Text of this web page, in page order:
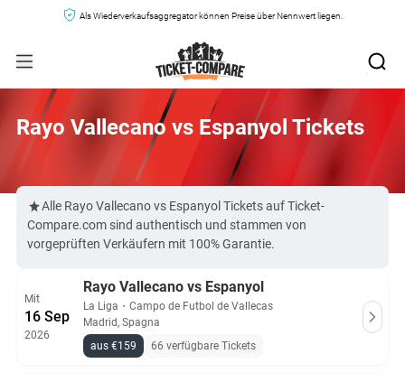
Als Wiederverkaufsaggregator können Preise über Nennwert liegen.
Rayo Vallecano vs Espanyol Tickets
Alle Rayo Vallecano vs Espanyol Tickets auf Ticket-
Compare.com sind authentisch und stammen von
vorgeprüften Verkäufern mit 100% Garantie.
Mit
16 Sep
2026
Rayo Vallecano vs Espanyol
La Liga ・ Campo de Futbol de Vallecas
Madrid, Spagna
aus €159
66 verfügbare Tickets